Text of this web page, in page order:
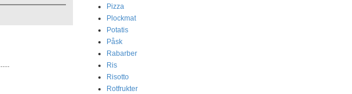
Pizza
Plockmat
Potatis
Påsk
Rabarber
Ris
Risotto
Rotfrukter